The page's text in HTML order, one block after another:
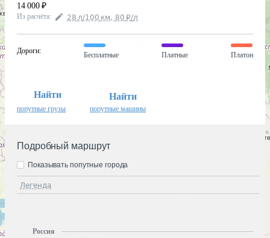
14 000 ₽
Из расчёта: 28 л/100 км, 80 ₽/л
Дороги:
Бесплатные Платные Платон
Найти
попутные грузы
Найти
попутные машины
Подробный маршрут
Легенда
Показывать попутные города
Россия